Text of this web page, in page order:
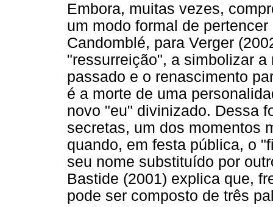
Embora, muitas vezes,
um modo formal de
Candomblé, para Verger
"ressurreição", a simbolizar
passado e o renascimento
é a morte de uma
novo "eu" divinizado. Dessa
secretas, um dos momentos
quando, em festa pública, o
seu nome substituído por
Bastide (2001) explica que,
pode ser composto de três